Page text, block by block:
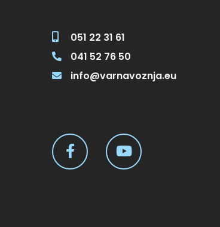
051 22 31 61
041 52 76 50
info@varnavoznja.eu